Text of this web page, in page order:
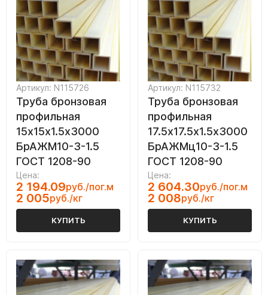
Артикул: N115726
Труба бронзовая
профильная
15х15х1.5х3000
БрАЖМ10-3-1.5
ГОСТ 1208-90
Цена:
2 194.09руб./пог.м
2 005руб./кг
КУПИТЬ
Артикул: N115732
Труба бронзовая
профильная
17.5х17.5х1.5х3000
БрАЖМц10-3-1.5
ГОСТ 1208-90
Цена:
2 604.30руб./пог.м
2 008руб./кг
КУПИТЬ